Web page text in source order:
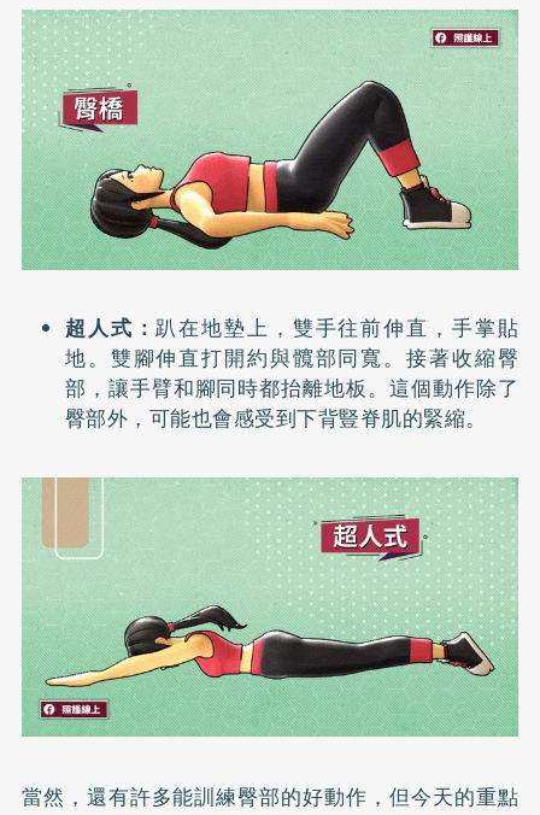
超人式：趴在地墊上，雙手往前伸直，手掌貼
地。雙腳伸直打開約與髖部同寬。接著收縮臀
部，讓手臂和腳同時都抬離地板。這個動作除了
臀部外，可能也會感受到下背豎脊肌的緊縮。
當然，還有許多能訓練臀部的好動作，但今天的重點